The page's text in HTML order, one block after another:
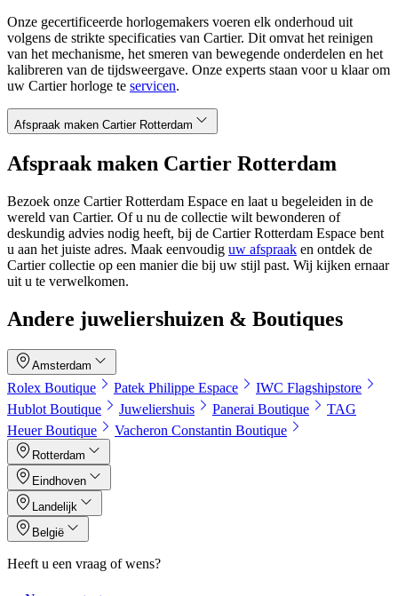
Onze gecertificeerde horlogemakers voeren elk onderhoud uit
volgens de strikte specificaties van Cartier. Dit omvat het reinigen
van het mechanisme, het smeren van bewegende onderdelen en het
kalibreren van de tijdsweergave. Onze experts staan voor u klaar om
uw Cartier horloge te servicen.
Afspraak maken Cartier Rotterdam
Afspraak maken Cartier Rotterdam
Bezoek onze Cartier Rotterdam Espace en laat u begeleiden in de
wereld van Cartier. Of u nu de collectie wilt bewonderen of
deskundig advies nodig heeft, bij de Cartier Rotterdam Espace bent
u aan het juiste adres. Maak eenvoudig uw afspraak en ontdek de
Cartier collectie op een manier die bij uw stijl past. Wij kijken ernaar
uit u te verwelkomen.
Andere juweliershuizen & Boutiques
Amsterdam
Rolex Boutique Patek Philippe Espace
IWC Flagshipstore
Hublot Boutique
Juweliershuis Panerai Boutique
TAG
Heuer Boutique
Vacheron Constantin Boutique
Rotterdam
Eindhoven
Landelijk
België
Heeft u een vraag of wens?